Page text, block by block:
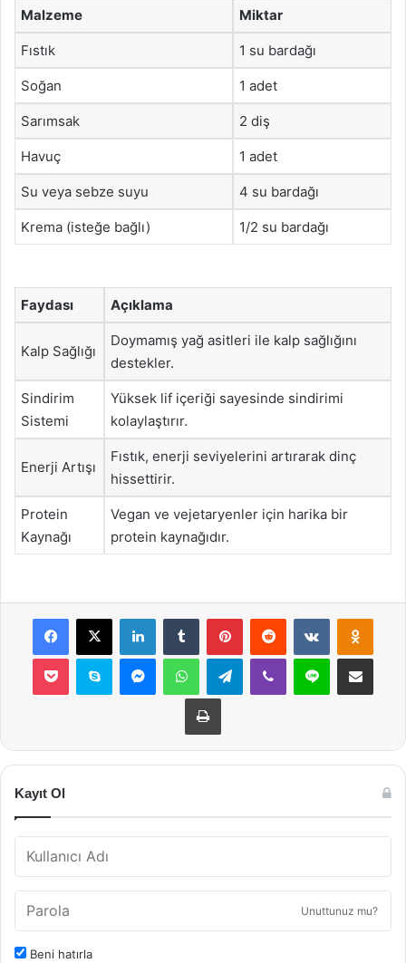
Malzeme Miktar
Fıstık 1 su bardağı
Soğan 1 adet
Sarımsak 2 diş
Havuç 1 adet
Su veya sebze suyu 4 su bardağı
Krema (isteğe bağlı) 1/2 su bardağı
Faydası Açıklama
Kalp Sağlığı
Doymamış yağ asitleri ile kalp sağlığını
destekler.
Sindirim
Sistemi
Yüksek lif içeriği sayesinde sindirimi
kolaylaştırır.
Enerji Artışı
Fıstık, enerji seviyelerini artırarak dinç
hissettirir.
Protein
Kaynağı
Vegan ve vejetaryenler için harika bir
protein kaynağıdır.
Facebook
X LinkedInTumblr PinterestReddit VKontakte
Pocket Skype MessengerWhatsAppTelegramViber Line E-Posta ile
Yazdır
Kayıt Ol
Unuttunuz mu?
Beni hatırla